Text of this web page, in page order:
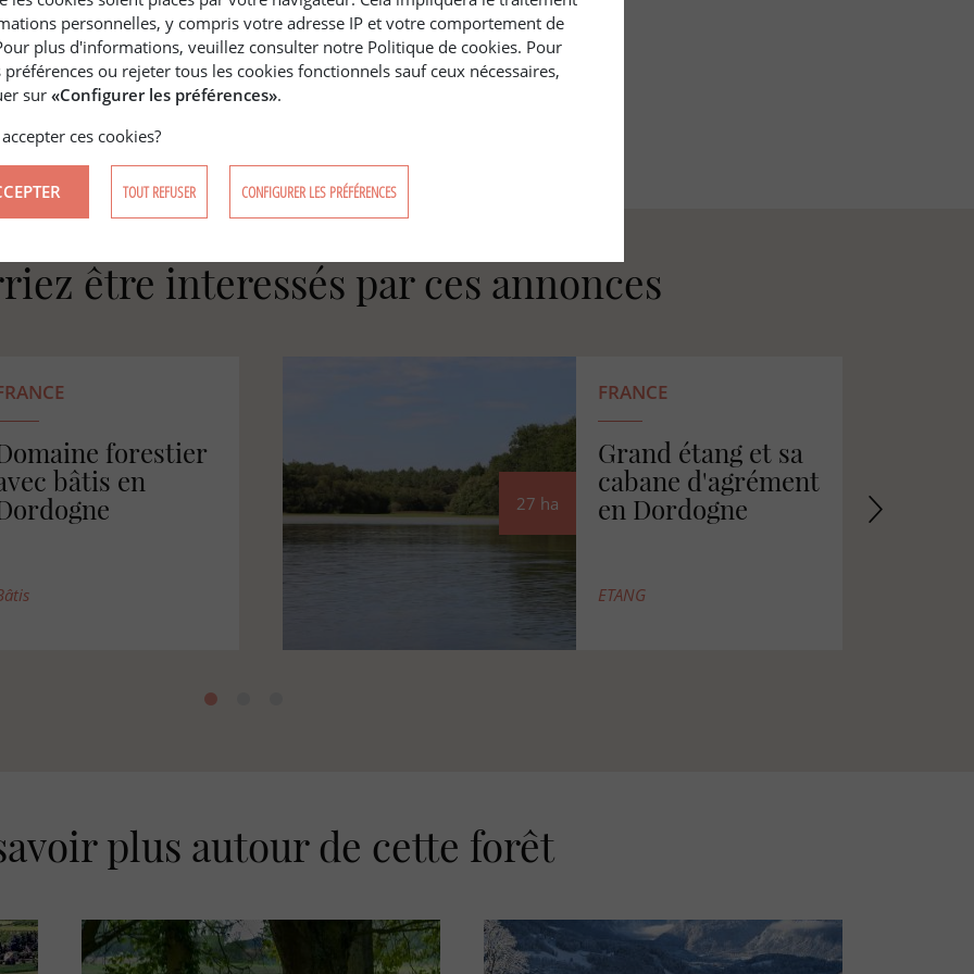
être interessés par ces annonces
rurale
bâtis et étang
Charente
8 ha
FRANCE
Propriété bâtie en
bordure d'océan et
au cœur des pins
BATI
plus autour de cette forêt
personnelles, y compris votre adresse IP et votre comportement de
plus d'informations, veuillez consulter notre Politique de cookies. Pour
ou rejeter tous les cookies fonctionnels sauf ceux nécessaires,
sur «Configurer les préférences».
ces cookies?
TOUT REFUSER CONFIGURER LES PRÉFÉRENCES